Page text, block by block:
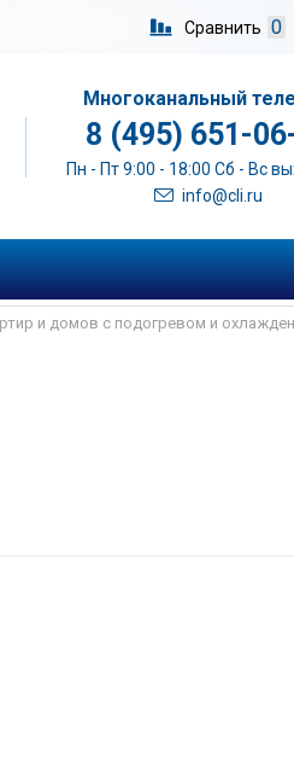
Сравнить 0
Многоканальный
8 (495) 651-
Пн - Пт 9:00 - 18:00 Сб - Вс
info@cli.ru
и домов с подогревом и